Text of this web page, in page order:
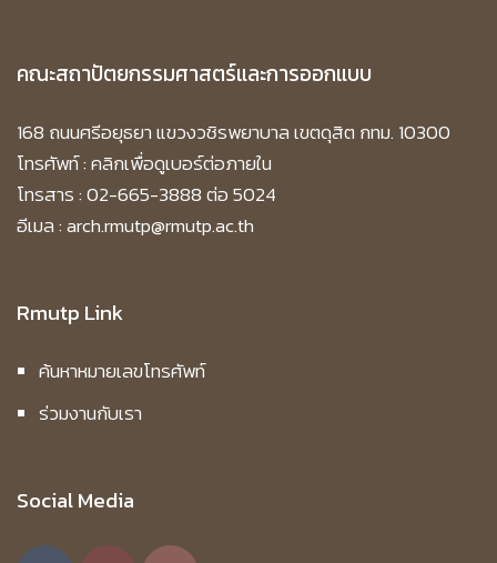
คณะสถาปัตยกรรมศาสตร์และการออกแบบ
168 ถนนศรีอยุธยา แขวงวชิรพยาบาล เขตดุสิต กทม. 10300
โทรศัพท์ :คลิกเพื่อดูเบอร์ต่อภายใน
โทรสาร : 02-665-3888 ต่อ 5024
อีเมล : arch.rmutp@rmutp.ac.th
Rmutp Link
ค้นหาหมายเลขโทรศัพท์
ร่วมงานกับเรา
Social Media